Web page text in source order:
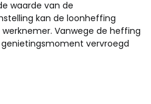
waarde van de
kan de loonheffing
Vanwege de heffing
vervroegd